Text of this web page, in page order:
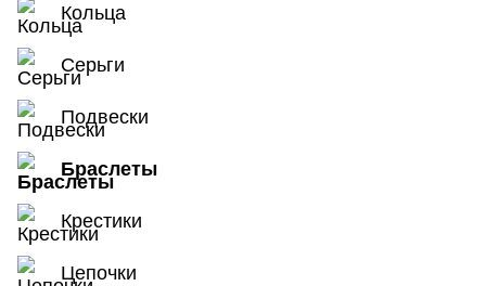
Кольца
Серьги
Подвески
Браслеты
Крестики
Цепочки